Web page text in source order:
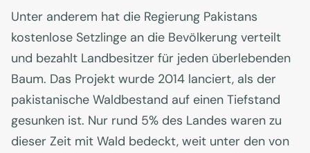
Unter anderem hat die Regierung Pakistans
kostenlose Setzlinge an die Bevölkerung verteilt
und bezahlt Landbesitzer für jeden überlebenden
Baum. Das Projekt wurde 2014 lanciert, als der
pakistanische Waldbestand auf einen Tiefstand
gesunken ist. Nur rund 5% des Landes waren zu
dieser Zeit mit Wald bedeckt, weit unter den von